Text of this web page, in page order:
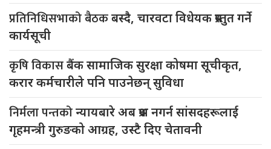
प्रतिनिधिसभाको बैठकबस्दै, चारवटा विधेयक प्रस्तुत गर्ने
कार्यसूची
कृषि विकासबैंक सामाजिक सुरक्षा कोषमा सूचीकृत,
करार कर्मचारीले पनि पाउनेछन् सुविधा
निर्मला पन्तकोन्यायबारे अब प्रश्न नगर्न सांसदहरूलाई
गृहमन्त्री गुरुङको आग्रह, उस्टै दिए चेतावनी